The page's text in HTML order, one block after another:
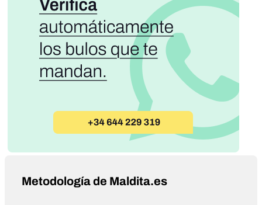
Metodología de Maldita.es